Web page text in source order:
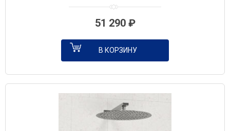
51 290 ₽
В КОРЗИНУ